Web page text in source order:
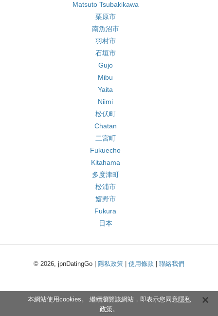
Matsuto Tsubakikawa
栗原市
南魚沼市
羽村市
石垣市
Gujo
Mibu
Yaita
Niimi
松伏町
Chatan
二宮町
Fukuecho
Kitahama
多度津町
松浦市
嬉野市
Fukura
日本
© 2026, jpnDatingGo | 隱私政策 使用條款 聯絡我們
本網站使用cookies。 繼續瀏覽該網站，即表示您同意隱私
政策。